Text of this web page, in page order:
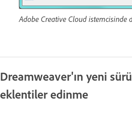
Adobe Creative Cloud istemcisinde
Dreamweaver'ın yeni
eklentiler edinme